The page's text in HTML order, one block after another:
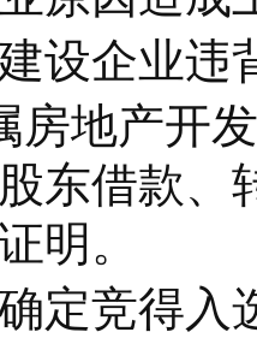
企业违背
产开发
东借款、
明。
竞得入